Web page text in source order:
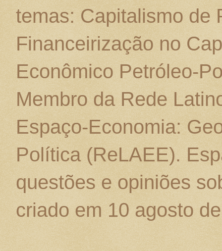
temas: Capitalismo de
Financeirização no
Econômico Petróleo-
Membro da Rede
Espaço-Economia:
Política (ReLAEE).
questões e opiniões
criado em 10 agosto